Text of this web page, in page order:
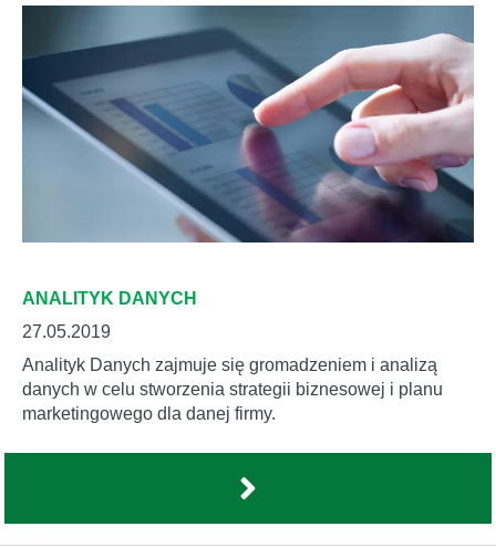
ANALITYK DANYCH
27.05.2019
Analityk Danych zajmuje się gromadzeniem i analizą
danych w celu stworzenia strategii biznesowej i planu
marketingowego dla danej firmy.